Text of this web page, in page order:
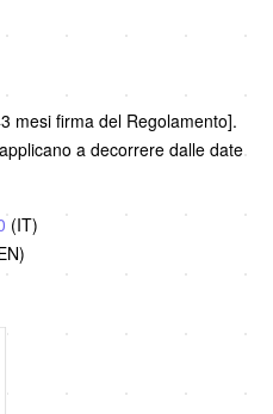
mesi firma del Regolamento].
a decorrere dalle date
(IT)